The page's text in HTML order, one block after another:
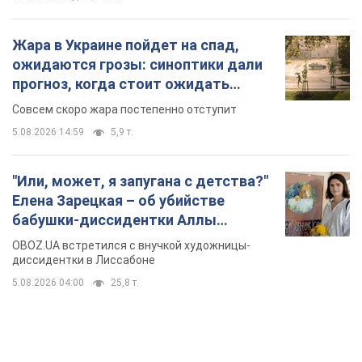
Жара в Украине пойдет на спад,
ожидаются грозы: синоптики дали
прогноз, когда стоит ожидать
изменения погоды
Совсем скоро жара постепенно отступит
5.08.2026 14:59 5,9 т.
"Или, может, я запугана с детства?"
Елена Зарецкая – об убийстве
бабушки-диссидентки Аллы
Горской, критике сына Стуса и
бегстве в Португалию с пятью
детьми
OBOZ.UA встретился с внучкой художницы-
диссидентки в Лиссабоне
5.08.2026 04:00 25,8 т.